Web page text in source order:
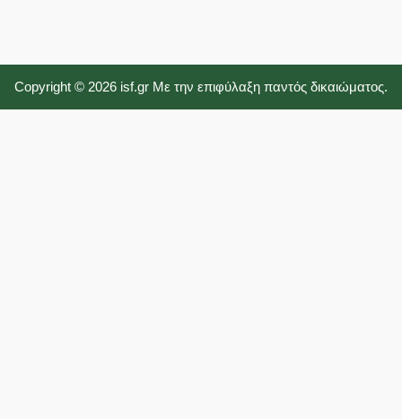
Copyright © 2026 isf.gr Με την επιφύλαξη παντός δικαιώματος.